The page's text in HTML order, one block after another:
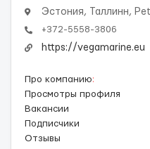
Эстония, Таллинн,
+372-5558-3806
https://vegamarine.eu
Про компанию:
Просмотры профиля
Вакансии
Подписчики
Отзывы